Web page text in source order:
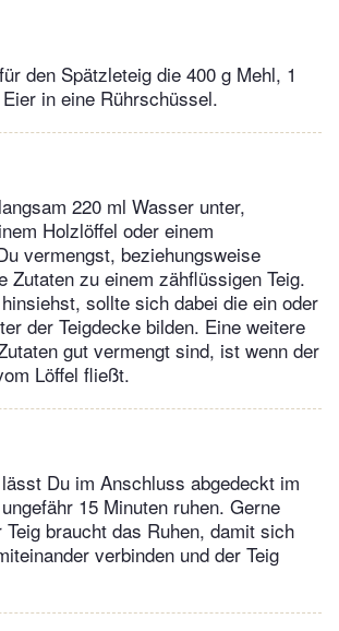
den Spätzleteig die 400 g Mehl, 1
in eine Rührschüssel.
220 ml Wasser unter,
Holzlöffel oder einem
vermengst, beziehungsweise
Zutaten zu einem zähflüssigen Teig.
sollte sich dabei die ein oder
der Teigdecke bilden. Eine weitere
gut vermengt sind, ist wenn der
Löffel fließt.
Du im Anschluss abgedeckt im
15 Minuten ruhen. Gerne
braucht das Ruhen, damit sich
verbinden und der Teig